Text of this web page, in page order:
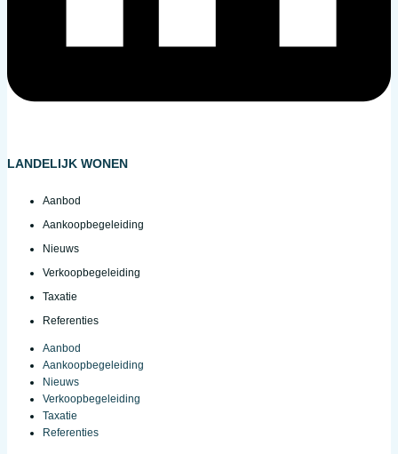
LANDELIJK WONEN
Aanbod
Aankoopbegeleiding
Nieuws
Verkoopbegeleiding
Taxatie
Referenties
Aanbod
Aankoopbegeleiding
Nieuws
Verkoopbegeleiding
Taxatie
Referenties